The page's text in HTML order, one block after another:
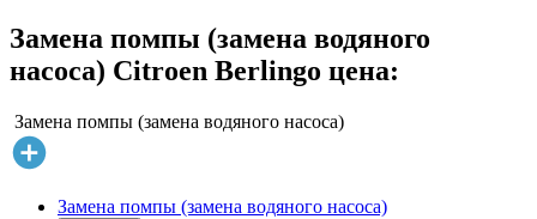
Замена помпы (замена водяного
насоса) Citroen Berlingo цена:
Замена помпы (замена водяного насоса)
Замена помпы (замена водяного насоса)